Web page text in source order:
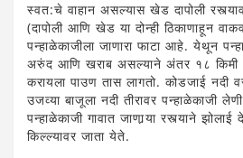
स्वत:चे वाहान असल्यास खेड दापोली
(दापोली आणि खेड या दोन्ही ठिकाणाहून
पन्हाळेकाजीला जाणारा फाटा आहे. येथून
अरुंद आणि खराब असल्याने अंतर १८ किमी
करायला पाउण तास लागतो. कोडजाई नदी
उजव्या बाजूला नदी तीरावर पन्हाळेकाजी
पन्हाळेकाजी गावात जाणार्‍या रस्त्याने
किल्ल्यावर जाता येते.